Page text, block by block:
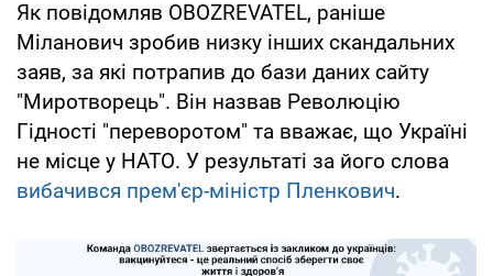
Як повідомляв OBOZREVATEL, раніше
Міланович зробив низку інших скандальних
заяв, за які потрапив до бази даних сайту
"Миротворець". Він назвав Революцію
Гідності "переворотом" та вважає, що Україні
не місце у НАТО. У результаті за його слова
вибачився прем'єр-міністр Пленкович.